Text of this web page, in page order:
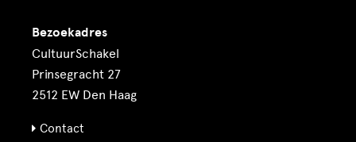
Bezoekadres
CultuurSchakel
Prinsegracht 27
2512 EW Den Haag
Contact